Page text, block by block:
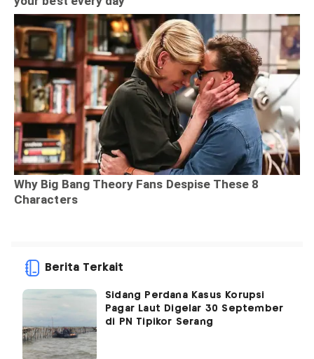
Berita Terkait
Sidang Perdana Kasus Korupsi
Pagar Laut Digelar 30 September
di PN Tipikor Serang